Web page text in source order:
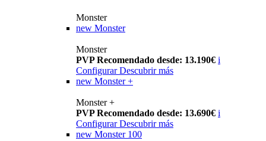
Monster
new Monster
Monster
PVP Recomendado desde: 13.190€ i
Configurar Descubrir más
new Monster +
Monster +
PVP Recomendado desde: 13.690€ i
Configurar Descubrir más
new Monster 100